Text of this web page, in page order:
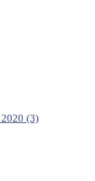
(3)